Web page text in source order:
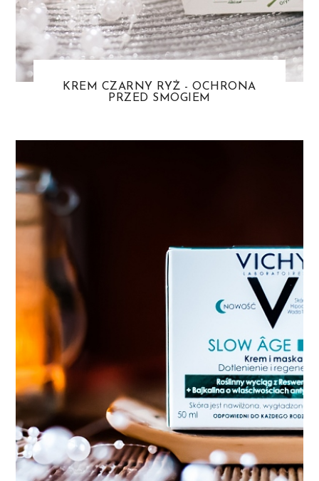
KREM CZARNY RYŻ - OCHRONA
PRZED SMOGIEM